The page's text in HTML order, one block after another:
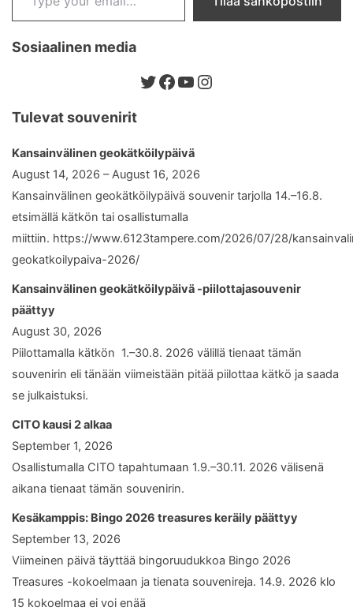
Sosiaalinen media
Twitter
Facebook
YouTube
Instagram
Tulevat souvenirit
Kansainvälinen geokätköilypäivä
August 14, 2026 – August 16, 2026
Kansainvälinen geokätköilypäivä souvenir tarjolla 14.–16.8.
etsimällä kätkön tai osallistumalla
miittiin. https://www.6123tampere.com/2026/07/28/
geokatkoilypaiva-2026/
Kansainvälinen geokätköilypäivä -piilottajasouvenir
päättyy
August 30, 2026
Piilottamalla kätkön 1.–30.8. 2026 välillä tienaat tämän
souvenirin eli tänään viimeistään pitää piilottaa kätkö ja saada
se julkaistuksi.
CITO kausi 2 alkaa
September 1, 2026
Osallistumalla CITO tapahtumaan 1.9.–30.11. 2026 välisenä
aikana tienaat tämän souvenirin.
Kesäkamppis: Bingo 2026 treasures keräily päättyy
September 13, 2026
Viimeinen päivä täyttää bingoruudukkoa Bingo 2026
Treasures -kokoelmaan ja tienata souvenireja. 14.9. 2026 klo
15 kokoelmaa ei voi enää